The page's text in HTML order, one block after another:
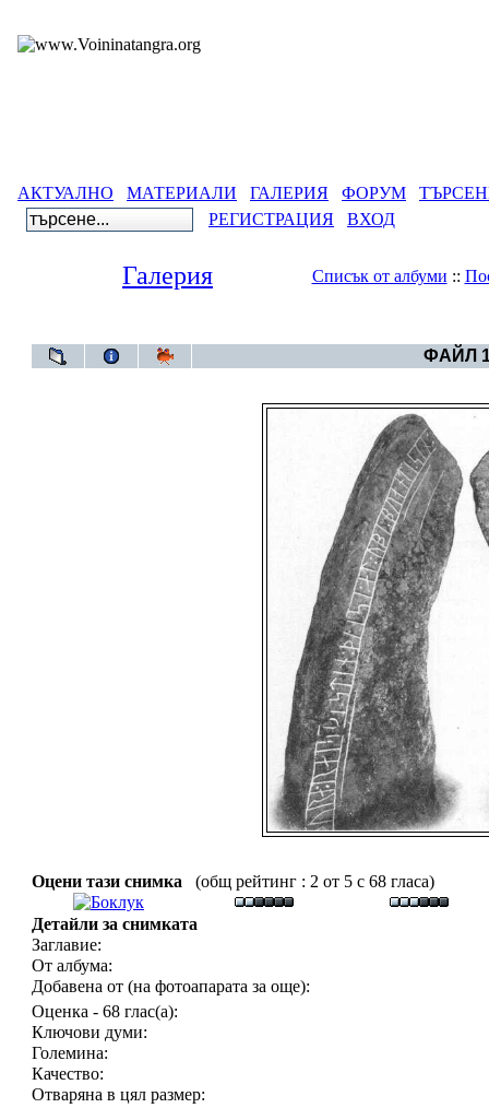
АКТУАЛНО МАТЕРИАЛИ ГАЛЕРИЯ ФОРУМ
РЕГИСТРАЦИЯ
ВХОД
Галерия Списък от албуми ::
ФАЙЛ
Оцени тази снимка (общ рейтинг : 2 от 5 с 68 гласа)
Детайли за снимката
Заглавие:
От албума:
Добавена от (на фотоапарата за още):
Оценка - 68 глас(а):
Ключови думи:
Големина:
Качество:
Отваряна в цял размер: